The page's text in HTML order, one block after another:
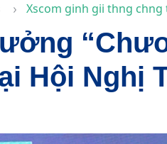
Xscom ginh gii thng
Hội Nghị